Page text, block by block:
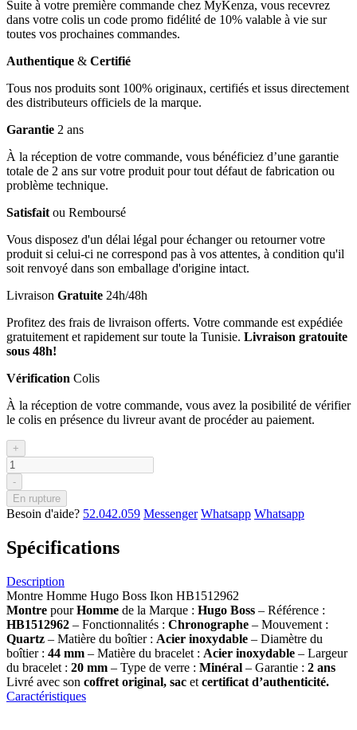
Suite à votre première commande chez MyKenza, vous recevrez
dans votre colis un code promo fidélité de 10% valable à vie sur
toutes vos prochaines commandes.
Authentique & Certifié
Tous nos produits sont 100% originaux, certifiés et issus directement
des distributeurs officiels de la marque.
Garantie 2 ans
À la réception de votre commande, vous bénéficiez d’une garantie
totale de 2 ans sur votre produit pour tout défaut de fabrication ou
problème technique.
Satisfait ou Remboursé
Vous disposez d'un délai légal pour échanger ou retourner votre
produit si celui-ci ne correspond pas à vos attentes, à condition qu'il
soit renvoyé dans son emballage d'origine intact.
Livraison Gratuite 24h/48h
Profitez des frais de livraison offerts. Votre commande est expédiée
gratuitement et rapidement sur toute la Tunisie. Livraison gratouite
sous 48h!
Vérification Colis
À la réception de votre commande, vous avez la posibilité de vérifier
le colis en présence du livreur avant de procéder au paiement.
+
-
En rupture
Besoin d'aide? 52.042.059 Messenger Whatsapp Whatsapp
Spécifications
Description
Montre Homme Hugo Boss Ikon HB1512962
Montre pourHomme de la Marque : Hugo Boss – Référence :
HB1512962 – Fonctionnalités : Chronographe – Mouvement :
Quartz – Matière du boîtier : Acier inoxydable – Diamètre du
boîtier : 44 mm – Matière du bracelet : Acier inoxydable – Largeur
du bracelet : 20 mm – Type de verre : Minéral – Garantie : 2 ans
Livré avec son coffret original, sac et certificat d’authenticité.
Caractéristiques